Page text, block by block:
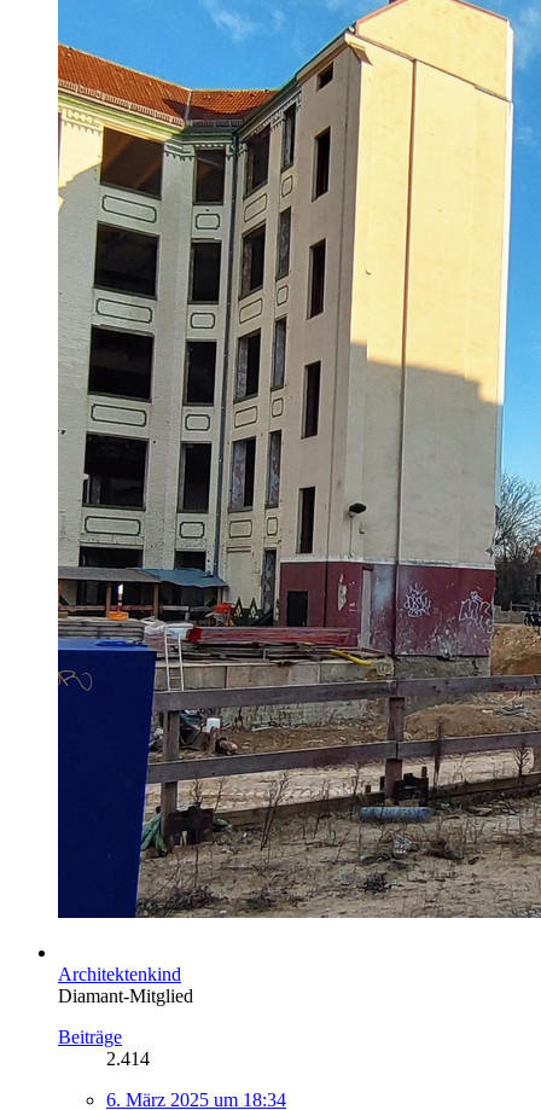
Architektenkind
Diamant-Mitglied
Beiträge
2.414
6. März 2025 um 18:34